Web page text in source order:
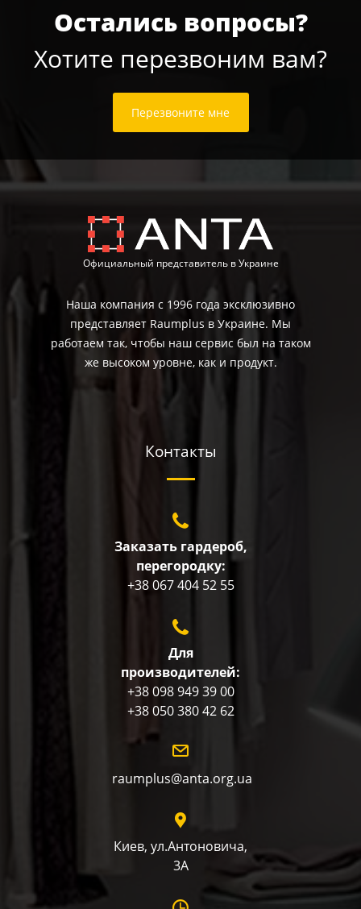
Остались вопросы?
Хотите перезвоним вам?
Перезвоните мне
Официальный представитель в Украине
Наша компания с 1996 года эксклюзивно
представляет Raumplus в Украине. Мы
работаем так, чтобы наш сервис был на таком
же высоком уровне, как и продукт.
Контакты
Заказать гардероб,
перегородку:
+38 067 404 52 55
Для
производителей:
+38 098 949 39 00
+38 050 380 42 62
raumplus@anta.org.ua
Киев, ул.Антоновича,
3А